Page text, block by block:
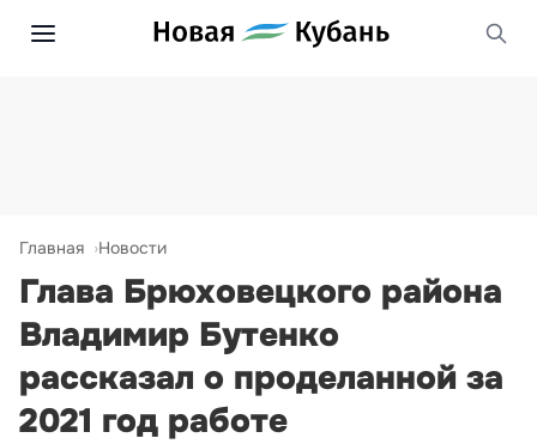
Главная Новости
Глава Брюховецкого района
Владимир Бутенко
рассказал о проделанной за
2021 год работе